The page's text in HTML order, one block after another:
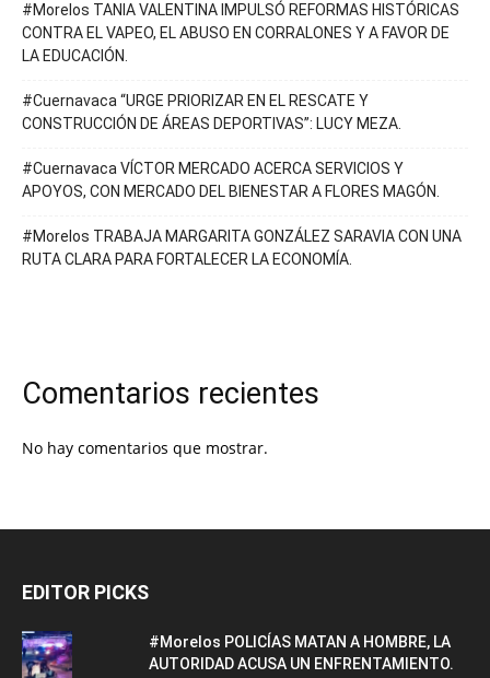
#Morelos TANIA VALENTINA IMPULSÓ REFORMAS HISTÓRICAS
CONTRA EL VAPEO, EL ABUSO EN CORRALONES Y A FAVOR DE
LA EDUCACIÓN.
#Cuernavaca “URGE PRIORIZAR EN EL RESCATE Y
CONSTRUCCIÓN DE ÁREAS DEPORTIVAS”: LUCY MEZA.
#Cuernavaca VÍCTOR MERCADO ACERCA SERVICIOS Y
APOYOS, CON MERCADO DEL BIENESTAR A FLORES MAGÓN.
#Morelos TRABAJA MARGARITA GONZÁLEZ SARAVIA CON UNA
RUTA CLARA PARA FORTALECER LA ECONOMÍA.
Comentarios recientes
No hay comentarios que mostrar.
EDITOR PICKS
#Morelos POLICÍAS MATAN A HOMBRE, LA
AUTORIDAD ACUSA UN ENFRENTAMIENTO.